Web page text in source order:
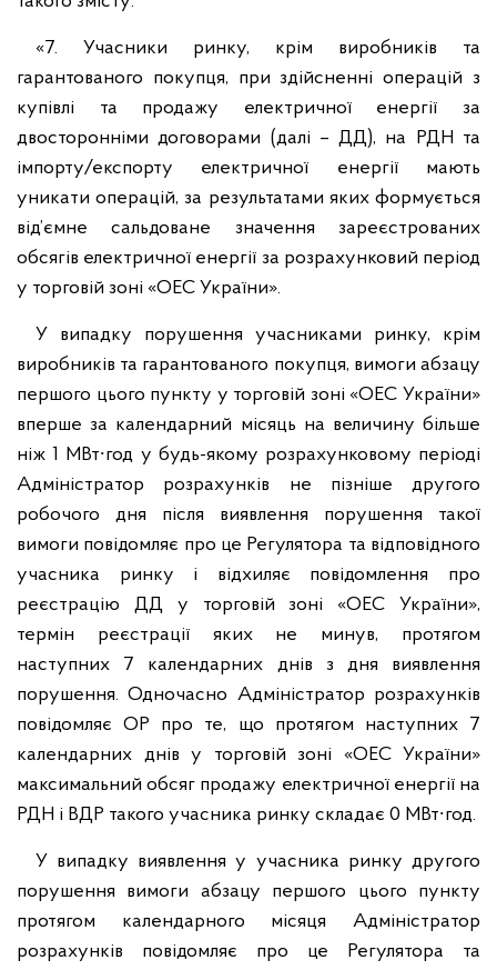
«7. Учасники ринку, крім виробників та
гарантованого покупця, при здійсненні операцій з
купівлі та продажу електричної енергії за
двосторонніми договорами (далі – ДД), на РДН та
імпорту/експорту електричної енергії мають
уникати операцій, за результатами яких формується
від’ємне сальдоване значення зареєстрованих
обсягів електричної енергії за розрахунковий період
у торговій зоні «ОЕС України».
У випадку порушення учасниками ринку, крім
виробників та гарантованого покупця, вимоги абзацу
першого цього пункту у торговій зоні «ОЕС України»
вперше за календарний місяць на величину більше
ніж 1 МВт∙год у будь-якому розрахунковому періоді
Адміністратор розрахунків не пізніше другого
робочого дня після виявлення порушення такої
вимоги повідомляє про це Регулятора та відповідного
учасника ринку і відхиляє повідомлення про
реєстрацію ДД у торговій зоні «ОЕС України»,
термін реєстрації яких не минув, протягом
наступних 7 календарних днів з дня виявлення
порушення. Одночасно Адміністратор розрахунків
повідомляє ОР про те, що протягом наступних 7
календарних днів у торговій зоні «ОЕС України»
максимальний обсяг продажу електричної енергії на
РДН і ВДР такого учасника ринку складає 0 МВт∙год.
У випадку виявлення у учасника ринку другого
порушення вимоги абзацу першого цього пункту
протягом календарного місяця Адміністратор
розрахунків повідомляє про це Регулятора та